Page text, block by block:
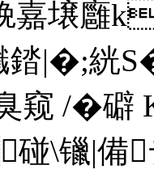
嘉壌廱
|�;絖
/�礔
\镴|備